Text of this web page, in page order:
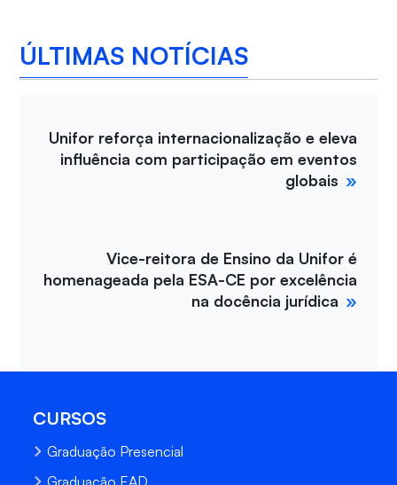
ÚLTIMAS NOTÍCIAS
Unifor reforça internacionalização e eleva
influência com participação em eventos
globais
Vice-reitora de Ensino da Unifor é
homenageada pela ESA-CE por excelência
na docência jurídica
CURSOS
Graduação Presencial
Graduação EAD